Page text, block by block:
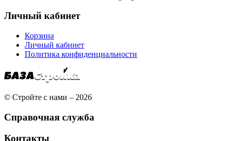
Личный кабинет
Корзина
Личный кабинет
Политика конфиденциальности
© Стройте с нами – 2026
Справочная служба
Контакты